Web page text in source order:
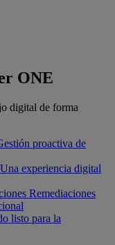
ONE
digital de forma
proactiva de
Una experiencia digital
Remediaciones
listo para la